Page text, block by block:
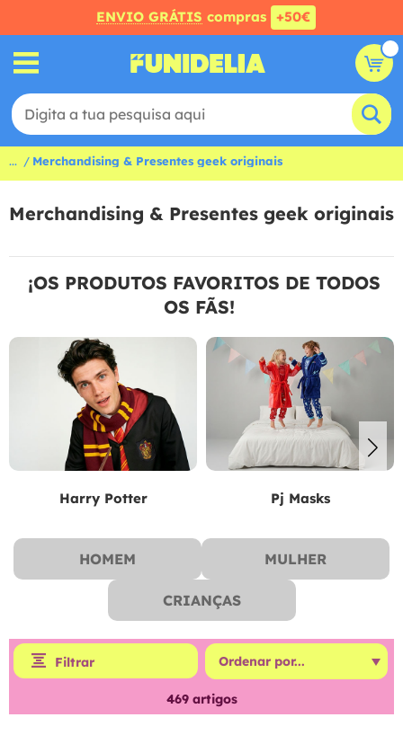
ENVIO GRÁTIS compras +50€
... Merchandising & Presentes geek originais
Merchandising & Presentes geek originais
¡OS PRODUTOS FAVORITOS DE TODOS
OS FÃS!
Harry Potter Pj Masks
HOMEM MULHER
CRIANÇAS
Filtrar
469artigos